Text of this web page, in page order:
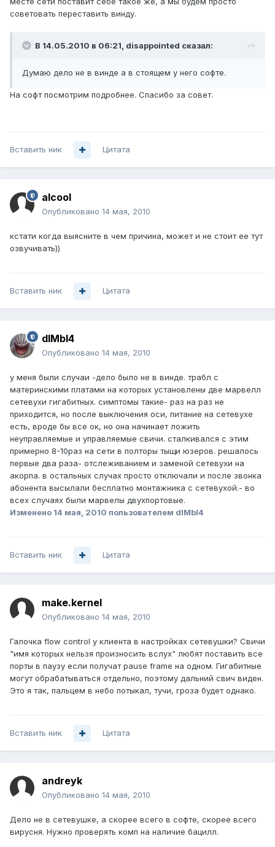
советовать переставить винду.
В 14.05.2010 в 06:21, disappointed сказал:
Думаю дело не в винде а в стоящем у него софте.
На софт посмотрим подробнее. Спасибо за совет.
Вставить ник Цитата
alcool
Опубликовано 14 мая, 2010
кстати когда выясните в чем причина, может и не стоит ее тут
озвучивать))
Вставить ник Цитата
dIMbI4
Опубликовано 14 мая, 2010
у меня были случаи -дело было не в винде. трабл с
материнскими платами на которых установлены две марвелл
сетевухи гигабитных. симптомы такие- раз на раз не
приходится, но после выключения оси, питание на сетевухе
есть, вроде бы все ок, но она начинает ложить
неуправляемые и управляемые свичи. сталкивался с этим
примерно 8-10раз на сети в полторы тыщи юзеров. решалось
первые два раза- отслеживанием и заменой сетевухи на
акорпа. в остальных случах просто отключали и после звонка
абонента высылали бесплатно монтажника с сетевухой.- во
всех случаях были марвелы двухпортовые.
Изменено 14 мая, 2010 пользователем dIMbI4
Вставить ник Цитата
make.kernel
Опубликовано 14 мая, 2010
Галочка flow control у клиента в настройках сетевушки? Свичи
"имя которых нельзя произносить вслух" любят поставить все
порты в паузу если получат pause frame на одном. Гигабитные
могут обрабатываться отдельно, поэтому дальний свич виден.
Это я так, пальцем в небо потыкал, тучи, гроза будет однако.
Вставить ник Цитата
andreyk
Опубликовано 14 мая, 2010
Дело не в сетевушке, а скорее всего в софте, скорее всего
вирусня. Нужно проверять комп на наличие бацилл.